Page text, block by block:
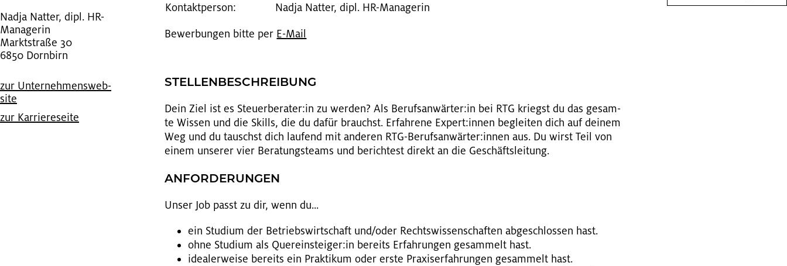
Kontaktperson:
Nadja Natter, dipl. HR-Managerin
Be­wer­bun­gen bitte per E-Mail
STEL­LEN­BE­SCHREI­BUNG
Dein Ziel ist es Steu­er­be­ra­ter:in zu wer­den? Als Be­rufs­an­wär­ter:in bei RTG kriegst du das ge­sam­
te Wis­sen und die Skills, die du dafür brauchst. Er­fah­re­ne Ex­pert:innen be­glei­ten dich auf dei­nem
Weg und du tauschst dich lau­fend mit an­de­ren RTG-Be­rufs­an­wär­ter:innen aus. Du wirst Teil von
einem un­se­rer vier Be­ra­tungs­teams und be­rich­test di­rekt an die Ge­schäfts­lei­tung.
AN­FOR­DE­RUN­GEN
Unser Job passt zu dir, wenn du...
ein Stu­di­um der Be­triebs­wirt­schaft und/oder Rechts­wis­sen­schaf­ten ab­ge­schlos­sen hast.
ohne Stu­di­um als Quer­ein­stei­ger:in be­reits Er­fah­run­gen ge­sam­melt hast.
idea­ler­wei­se be­reits ein Prak­ti­kum oder erste Pra­xis­er­fah­run­gen ge­sam­melt hast.
Nadja Nat­ter, dipl. HR-
Ma­na­ge­rin
Markt­stra­ße 30
6850 Dorn­birn
zur Un­ter­neh­mens­web­
site
zur Kar­rie­re­sei­te